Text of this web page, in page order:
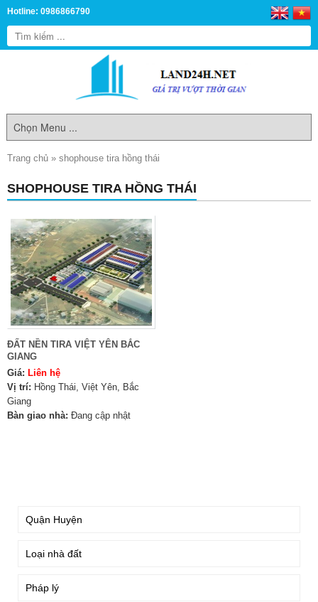
Hotline: 0986866790
Trang chủ » shophouse tira hồng thái
SHOPHOUSE TIRA HỒNG THÁI
ĐẤT NỀN TIRA VIỆT YÊN BẮC
GIANG
Giá: Liên hệ
Vị trí: Hồng Thái, Việt Yên, Bắc
Giang
Bàn giao nhà: Đang cập nhật